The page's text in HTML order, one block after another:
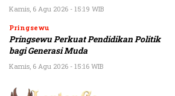
Kamis, 6 Agu 2026 - 15:19 WIB
Pringsewu
Pringsewu Perkuat Pendidikan Politik
bagi Generasi Muda
Kamis, 6 Agu 2026 - 15:16 WIB